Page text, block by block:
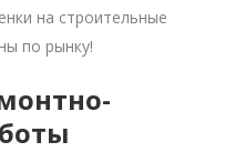
на строительные
по рынку!